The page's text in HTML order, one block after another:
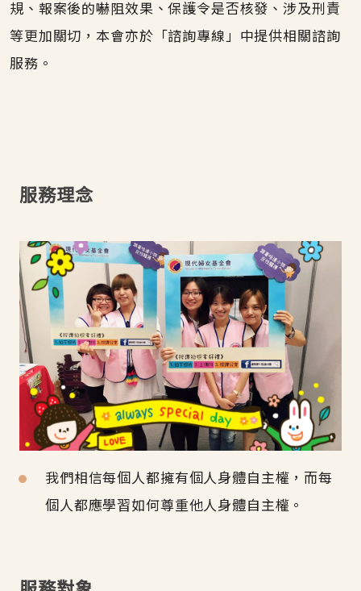
規、報案後的嚇阻效果、保護令是否核發、涉及刑責
等更加關切，本會亦於「諮詢專線」中提供相關諮詢
服務。
服務理念
我們相信每個人都擁有個人身體自主權，而每
個人都應學習如何尊重他人身體自主權。